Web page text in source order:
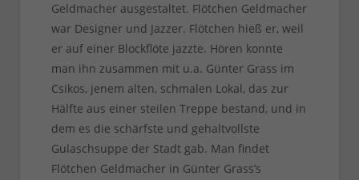
Geldmacher ausgestaltet. Flötchen Geldmacher
war Designer und Jazzer. Flötchen hieß er, weil
er auf einer Blockflöte jazzte. Hören konnte
man ihn zusammen mit u.a. Günter Grass im
Csikos, jenem alten, schmalen Lokal, das zur
Hälfte aus einer steilen Treppe bestand, und in
dem es die schärfste und gehaltvollste
Gulaschsuppe der Stadt gab. Man findet
Flötchen Geldmacher in Günter Grass’s